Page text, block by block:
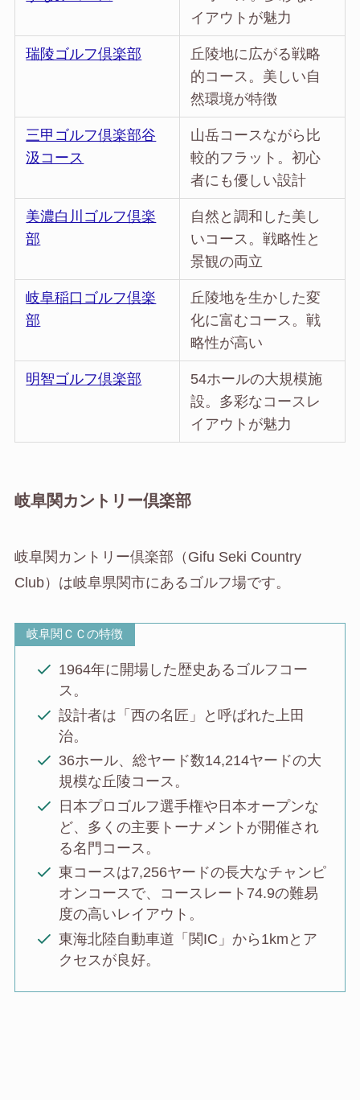
イアウトが魅力
瑞陵ゴルフ倶楽部
丘陵地に広がる戦略
的コース。美しい自
然環境が特徴
三甲ゴルフ倶楽部谷
汲コース
山岳コースながら比
較的フラット。初心
者にも優しい設計
美濃白川ゴルフ倶楽
部
自然と調和した美し
いコース。戦略性と
景観の両立
岐阜稲口ゴルフ倶楽
部
丘陵地を生かした変
化に富むコース。戦
略性が高い
明智ゴルフ倶楽部
54ホールの大規模施
設。多彩なコースレ
イアウトが魅力
岐阜関カントリー倶楽部
岐阜関カントリー倶楽部（Gifu Seki Country
Club）は岐阜県関市にあるゴルフ場です。
岐阜関ＣＣの特徴
1964年に開場した歴史あるゴルフコー
ス。
設計者は「西の名匠」と呼ばれた上田
治。
36ホール、総ヤード数14,214ヤードの大
規模な丘陵コース。
日本プロゴルフ選手権や日本オープンな
ど、多くの主要トーナメントが開催され
る名門コース。
東コースは7,256ヤードの長大なチャンピ
オンコースで、コースレート74.9の難易
度の高いレイアウト。
東海北陸自動車道「関IC」から1kmとア
クセスが良好。